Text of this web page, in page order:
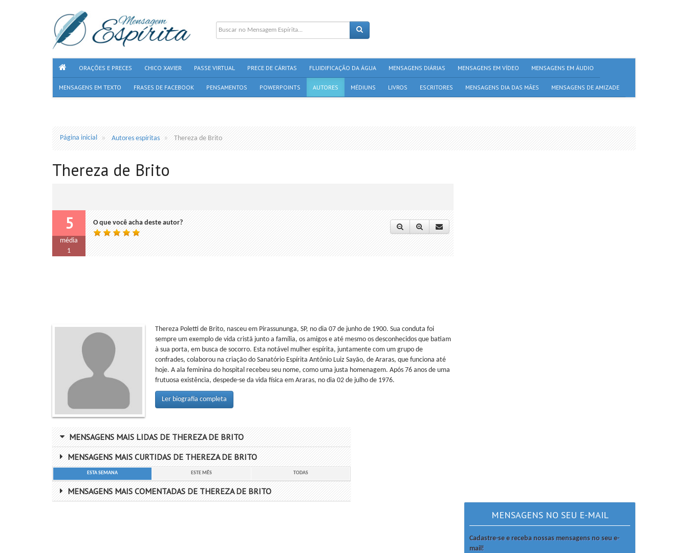
ORAÇÕES E PRECES CHICO XAVIER PASSE VIRTUAL PRECE DE CÁRITAS FLUIDIFICAÇÃO DA ÁGUA MENSAGENS DIÁRIAS MENSAGENS EM VÍDEO MENSAGENS EM ÁUDIO
MENSAGENS EM TEXTO FRASES DE FACEBOOK PENSAMENTOS POWERPOINTS AUTORES MÉDIUNS LIVROS ESCRITORES MENSAGENS DIA DAS MÃES MENSAGENS DE AMIZADE
Página inicial Autores espíritas Thereza de Brito
Thereza de Brito
5
média
1
O que você acha deste autor?
Thereza Poletti de Brito, nasceu em Pirassununga, SP, no dia 07 de junho de 1900. Sua conduta foi
sempre um exemplo de vida cristã junto a família, os amigos e até mesmo os desconhecidos que batiam
à sua porta, em busca de socorro. Esta notável mulher espírita, juntamente com um grupo de
confrades, colaborou na criação do Sanatório Espírita Antônio Luiz Sayão, de Araras, que funciona até
hoje. A ala feminina do hospital recebeu seu nome, como uma justa homenagem. Após 76 anos de uma
frutuosa existência, despede-se da vida física em Araras, no dia 02 de julho de 1976.
Ler biografia completa
MENSAGENS MAIS LIDAS DE THEREZA DE BRITO
MENSAGENS MAIS CURTIDAS DE THEREZA DE BRITO
ESTA SEMANA ESTE MÊS TODAS
MENSAGENS MAIS COMENTADAS DE THEREZA DE BRITO
MENSAGENS NO SEU E-MAIL
Cadastre-se e receba nossas mensagens no seu e-
mail!